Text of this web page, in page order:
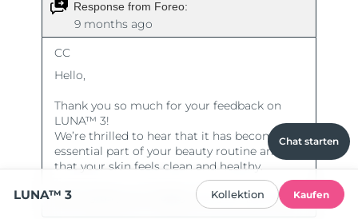
Chat starten
LUNA™ 3 Kollektion Kaufen